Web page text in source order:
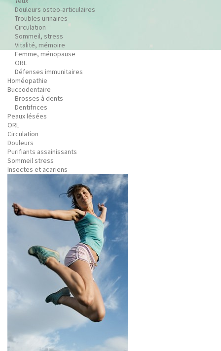
Douleurs osteo-articulaires
Troubles urinaires
Circulation
Sommeil, stress
Vitalité, mémoire
Femme, ménopause
ORL
Défenses immunitaires
Homéopathie
Buccodentaire
Brosses à dents
Dentifrices
Peaux lésées
ORL
Circulation
Douleurs
Purifiants assainissants
Sommeil stress
Insectes et acariens